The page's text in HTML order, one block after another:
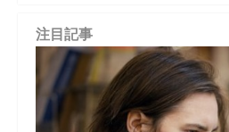
注目記事